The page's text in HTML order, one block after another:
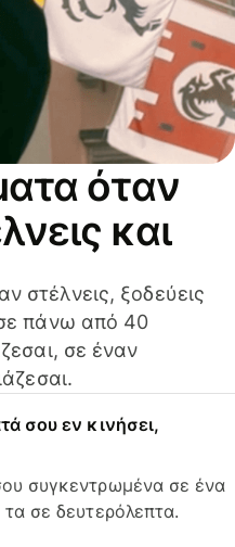
όταν
και
στέλνεις, ξοδεύεις
πάνω από 40
σε έναν
σου εν κινήσει,
συγκεντρωμένα σε ένα
σε δευτερόλεπτα.